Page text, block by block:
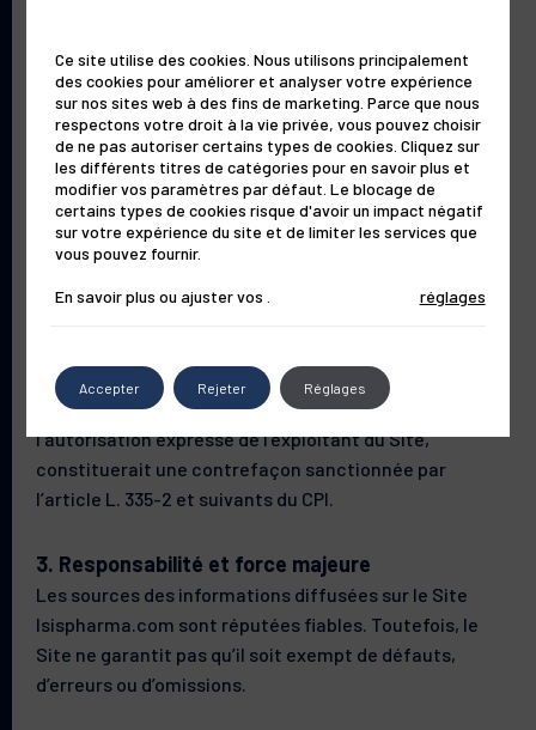
Le laboratoire
Le magazine
contactl’autorisation préalable d’ISISPHARMA FRANCE
pour toute reproduction, publication, ou copie des
différents contenus. Il s’engage à une utilisation des
contenus du Site dans un cadre strictement privé,
toute utilisation à des fins commerciales ou
publicitaires étant strictement interdite.
Il est rappelé que conformément à l’article L. 122-5 du
l’auteur et sa source. Toute représentation totale ou
partielle du Site, par quelque procédé que ce soit, sans
l’autorisation expresse de l’exploitant du Site,
constituerait une contrefaçon sanctionnée par
l’article L. 335-2 et suivants du CPI.
3. Responsabilité et force majeure
Les sources des informations diffusées sur le Site
Isispharma.com sont réputées fiables. Toutefois, le
Site ne garantit pas qu’il soit exempt de défauts,
d’erreurs ou d’omissions.
Ce site utilise des cookies. Nous utilisons principalement
des cookies pour améliorer et analyser votre expérience
sur nos sites web à des fins de marketing. Parce que nous
respectons votre droit à la vie privée, vous pouvez choisir
de ne pas autoriser certains types de cookies. Cliquez sur
les différents titres de catégories pour en savoir plus et
modifier vos paramètres par défaut. Le blocage de
certains types de cookies risque d'avoir un impact négatif
sur votre expérience du site et de limiter les services que
vous pouvez fournir.
En savoir plus ou ajuster vos réglages
Accepter Rejeter Réglages